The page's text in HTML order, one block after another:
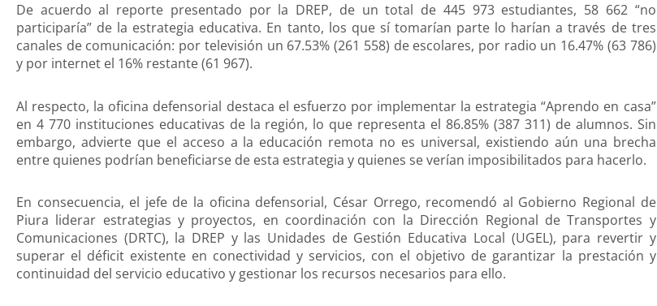
De acuerdo al reporte presentado por la DREP, de un total de 445 973 estudiantes, 58 662 “no
participaría” de la estrategia educativa. En tanto, los que sí tomarían parte lo harían a través de tres
canales de comunicación: por televisión un 67.53% (261 558) de escolares, por radio un 16.47% (63 786)
y por internet el 16% restante (61 967).
Al respecto, la oficina defensorial destaca el esfuerzo por implementar la estrategia “Aprendo en casa”
en 4 770 instituciones educativas de la región, lo que representa el 86.85% (387 311) de alumnos. Sin
embargo, advierte que el acceso a la educación remota no es universal, existiendo aún una brecha
entre quienes podrían beneficiarse de esta estrategia y quienes se verían imposibilitados para hacerlo.
En consecuencia, el jefe de la oficina defensorial, César Orrego, recomendó al Gobierno Regional de
Piura liderar estrategias y proyectos, en coordinación con la Dirección Regional de Transportes y
Comunicaciones (DRTC), la DREP y las Unidades de Gestión Educativa Local (UGEL), para revertir y
superar el déficit existente en conectividad y servicios, con el objetivo de garantizar la prestación y
continuidad del servicio educativo y gestionar los recursos necesarios para ello.